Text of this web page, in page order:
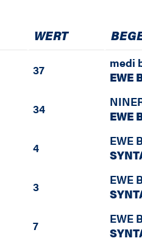
WERT
37 medi
EWE
34
EWE
4 EWE
3 EWE
7 EWE